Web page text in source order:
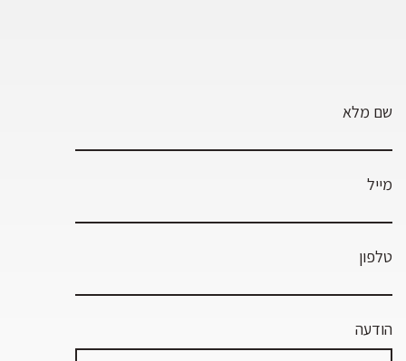
שם מלא
מייל
טלפון
הודעה